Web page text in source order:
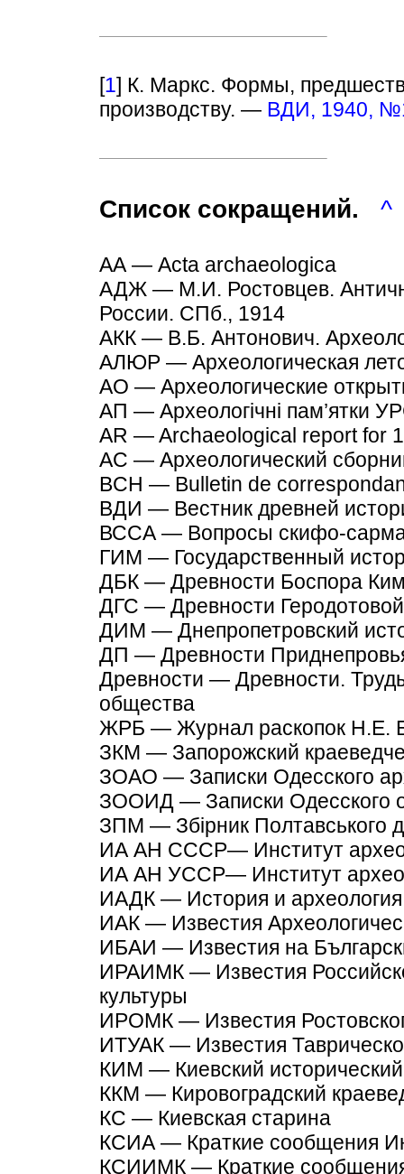
[1] К. Маркс. Формы,
производству. — ВДИ, 1940,
Список сокращений. ^
АА — Acta archaeologica
АДЖ — M.И. Ростовцев.
России. СПб., 1914
АКК — В.Б. Антонович.
АЛЮР — Археологическая
АО — Археологические
АП — Археологічні пам’ятки
AR — Archaeological report for
AC — Археологический
BCH — Bulletin de
ВДИ — Вестник древней
ВССА — Вопросы скифо-
ГИМ — Государственный
ДБК — Древности Боспора
ДГС — Древности
ДИМ — Днепропетровский
ДП — Древности
Древности — Древности.
общества
ЖРБ — Журнал раскопок H.E.
ЗКМ — Запорожский
ЗОАО — Записки Одесского
ЗООИД — Записки Одесского
ЗПМ — Збірник Полтавського
ИА АН СССР— Институт
ИА АН УССР— Институт
ИАДК — История и
ИАК — Известия
ИБАИ — Известия на
ИРАИМК — Известия
культуры
ИРОМК — Известия
ИТУАК — Известия
КИМ — Киевский
ККМ — Кировоградский
КС — Киевская старина
КСИА — Краткие сообщения
КСИИМК — Краткие